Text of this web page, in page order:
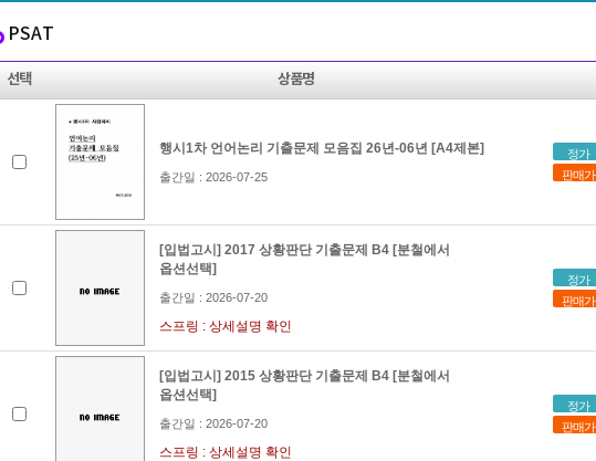
PSAT
선택 상품명
행시1차 언어논리 기출문제 모음집 26년-06년 [A4제본]
출간일 : 2026-07-25
정가
판매가
[입법고시] 2017 상황판단 기출문제 B4 [분철에서
옵션선택]
출간일 : 2026-07-20
스프링 : 상세설명 확인
정가
판매가
[입법고시] 2015 상황판단 기출문제 B4 [분철에서
옵션선택]
출간일 : 2026-07-20
스프링 : 상세설명 확인
정가
판매가